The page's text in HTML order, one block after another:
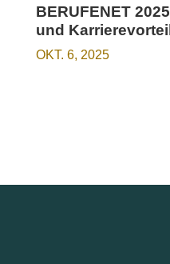
BERUFENET
und
OKT. 6, 2025